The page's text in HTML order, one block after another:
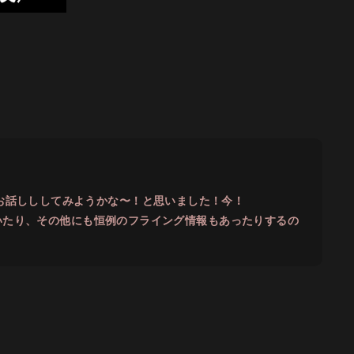
しししてみようかな〜！と思いました！今！
り、その他にも恒例のフライング情報もあったりするの